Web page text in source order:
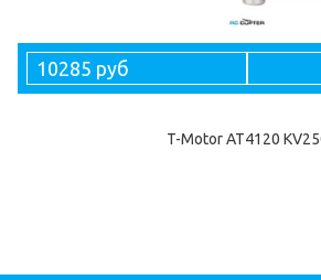
10285 руб
T-Motor AT4120